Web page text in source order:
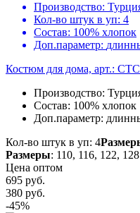
Производство:
Кол-во штук в уп: 4
Состав: 100% хлопок
Доп.параметр:
Костюм для дома, арт.:
Производство:
Состав: 100% хлопок
Доп.параметр:
Кол-во штук в уп: 4
Размеры: 110, 116, 122, 128
Цена оптом
695 руб.
380 руб.
-45%